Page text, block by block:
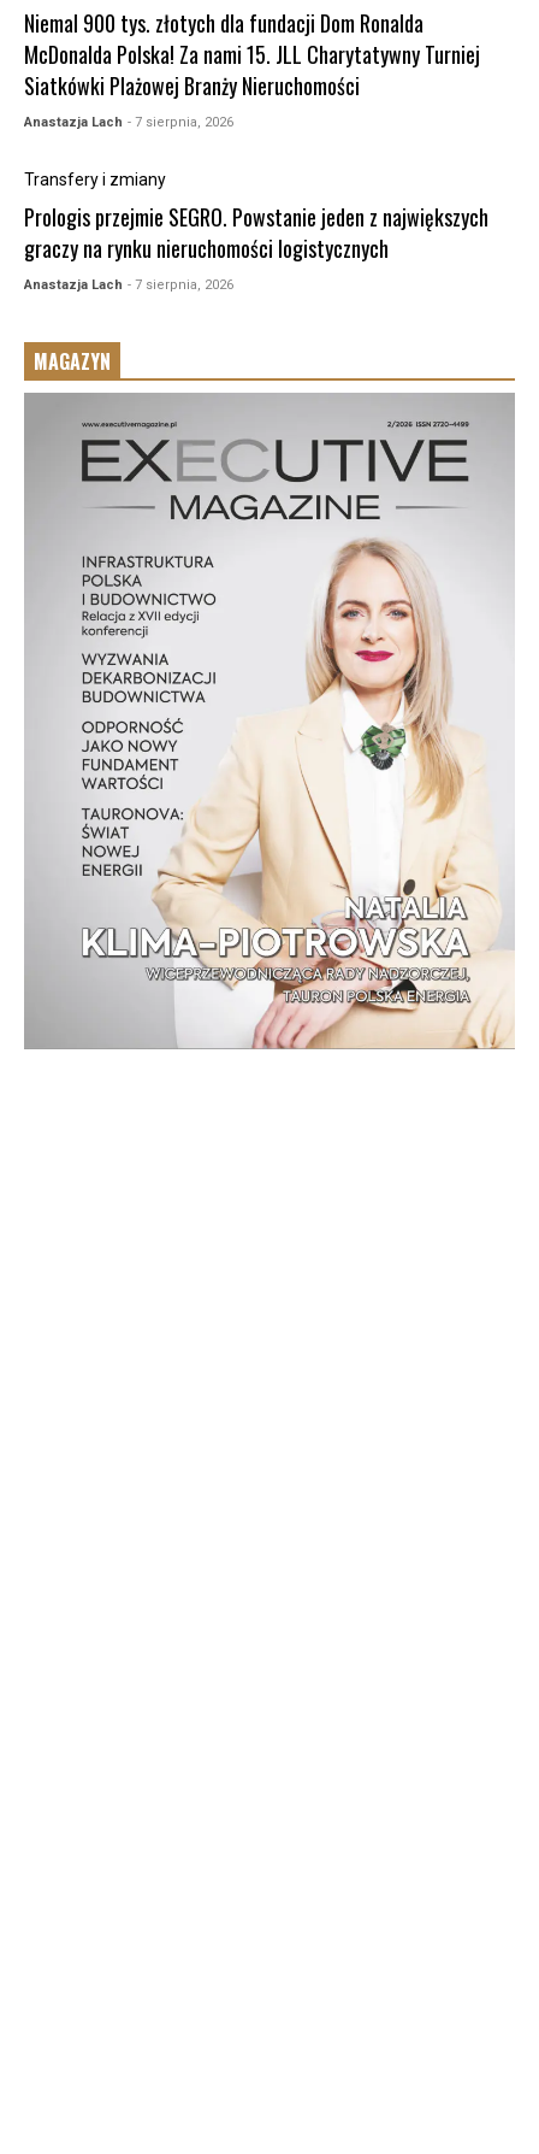
Niemal 900 tys. złotych dla fundacji Dom Ronalda
McDonalda Polska! Za nami 15. JLL Charytatywny Turniej
Siatkówki Plażowej Branży Nieruchomości
Anastazja Lach - 7 sierpnia, 2026
Transfery i zmiany
Prologis przejmie SEGRO. Powstanie jeden z największych
graczy na rynku nieruchomości logistycznych
Anastazja Lach - 7 sierpnia, 2026
MAGAZYN